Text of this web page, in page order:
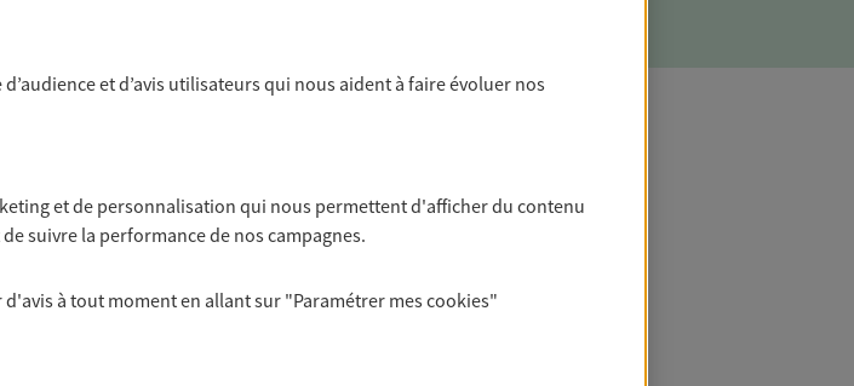
Épargne et Protection
PROFESSIONNELS
d’audience et d’avis utilisateurs qui nous aident à faire évoluer nos
et de personnalisation qui nous permettent d'afficher du contenu
suivre la performance de nos campagnes.
d'avis à tout moment en allant sur "Paramétrer mescookies"